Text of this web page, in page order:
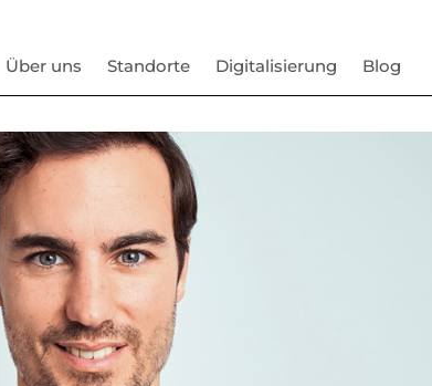
Über uns Standorte Digitalisierung Blog